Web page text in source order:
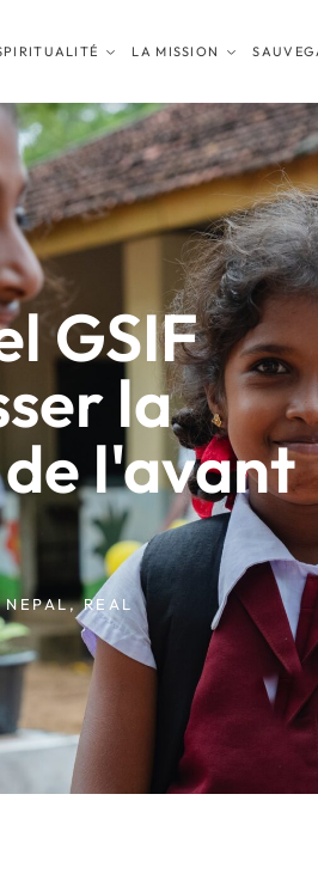
LA MISSION
GSIF
la
l'avant
NEPAL,REAL